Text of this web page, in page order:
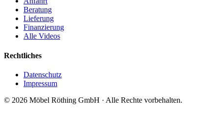
Beratung
Lieferung
Finanzierung
Alle Videos
Rechtliches
Datenschutz
Impressum
© 2026 Möbel Röthing GmbH · Alle Rechte vorbehalten.